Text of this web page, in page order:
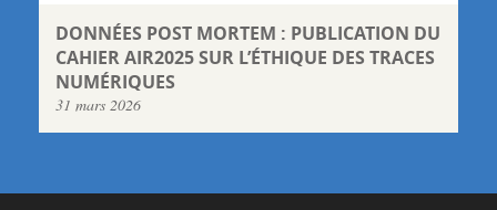
DONNÉES POST MORTEM : PUBLICATION DU
CAHIER AIR2025 SUR L’ÉTHIQUE DES TRACES
NUMÉRIQUES
31 mars 2026